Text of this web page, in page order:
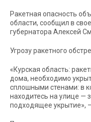
Ракетная опасность
области, сообщил в
губернатора Алексей
Угрозу ракетного
«Курская область:
дома, необходимо
сплошными стенами: в
находитесь на улице —
подходящее укрытие»,